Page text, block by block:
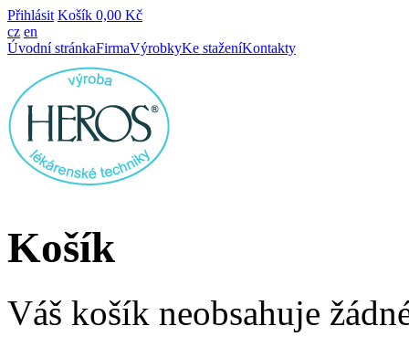
Přihlásit Košík 0,00 Kč
cz en
Úvodní stránkaFirmaVýrobkyKe staženíKontakty
Košík
Váš košík neobsahuje